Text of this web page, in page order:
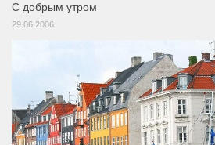
С добрым утром
29.06.2006